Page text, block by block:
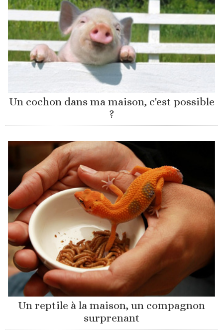
Un cochon dans ma maison, c'est possible
?
Un reptile à la maison, un compagnon
surprenant